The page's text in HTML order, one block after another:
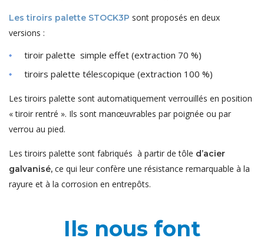
Les tiroirs palette STOCK3P sont proposés en deux
versions :
tiroir palette simple effet (extraction 70 %)
tiroirs palette télescopique (extraction 100 %)
Les tiroirs palette sont automatiquement verrouillés en position
« tiroir rentré ». Ils sont manœuvrables par poignée ou par
verrou au pied.
Les tiroirs palette sont fabriqués à partir de tôle d’acier
galvanisé, ce qui leur confère une résistance remarquable à la
rayure et à la corrosion en entrepôts.
Ils nous font